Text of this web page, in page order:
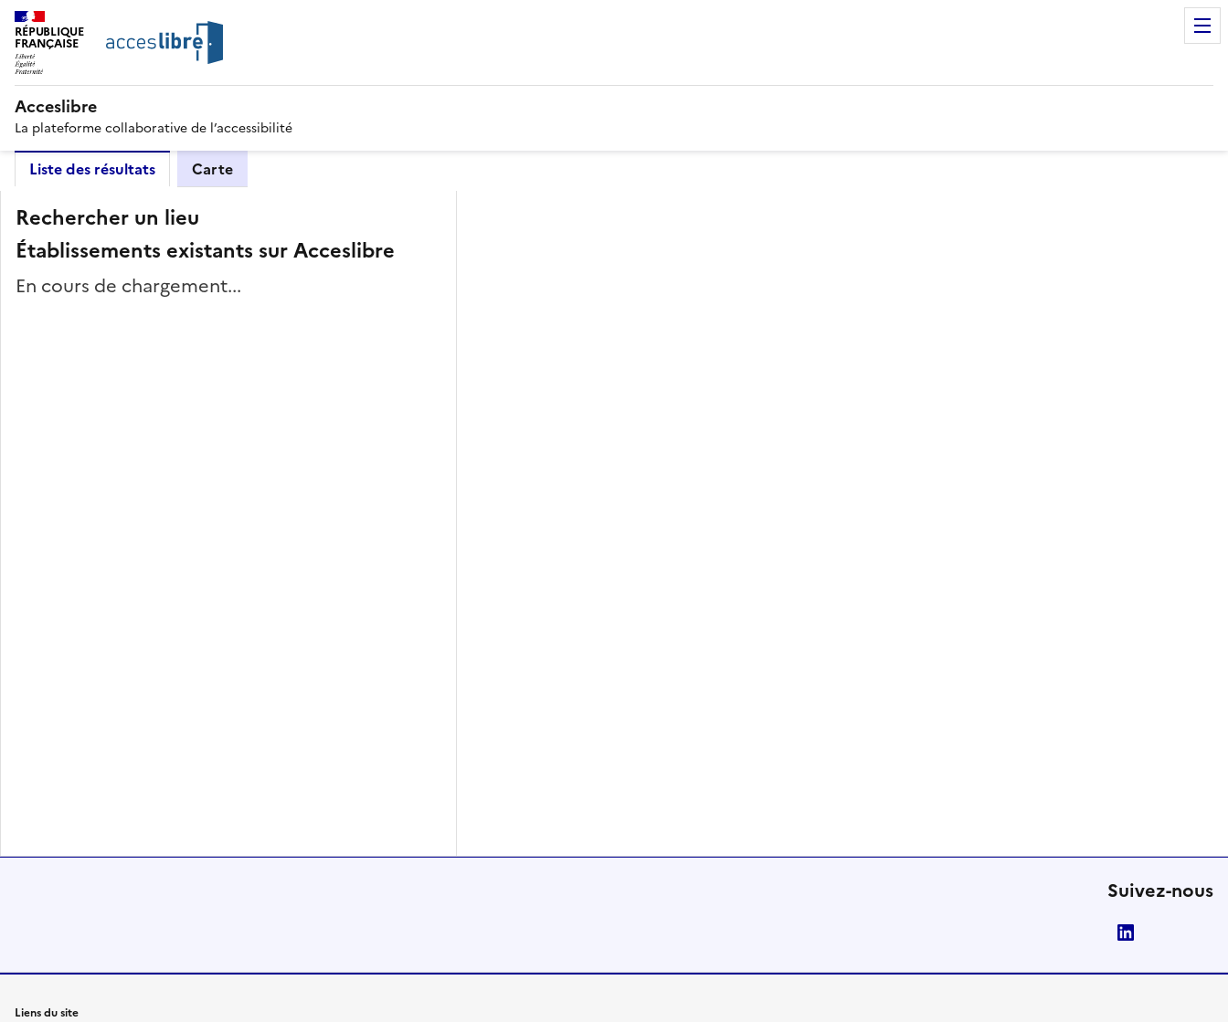
RÉPUBLIQUE
FRANÇAISE
Acceslibre
La plateforme collaborative de l’accessibilité
Liste des résultats Carte
Rechercher un lieu
Établissements existants sur Acceslibre
En cours de chargement...
Suivez-nous
Liens du site